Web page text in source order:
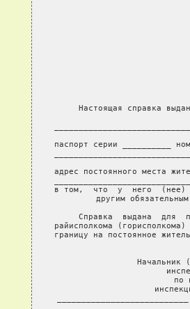
Настоящая справка
паспорт серии __________
адрес постоянного места
в том,  что  у  него  (нее)
другим
Справка  выдана  для
райисполкома
границу на постоянное
Начальник
по